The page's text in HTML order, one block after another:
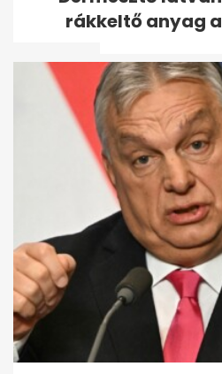
nyilvánosan
Schumacher
Puskás-
a Kaszás
rákkeltő anyag